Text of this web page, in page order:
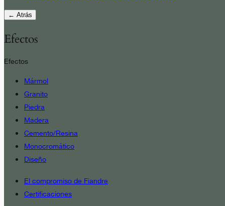
← Atrás
Efectos
Efectos
Mármol
Granito
Piedra
Madera
Cemento/Resina
Monocromático
Diseño
El compromiso de Fiandre
Certificaciones